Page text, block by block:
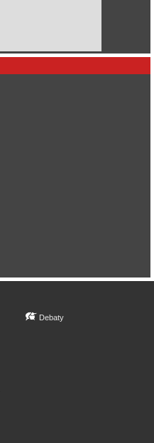
Debaty